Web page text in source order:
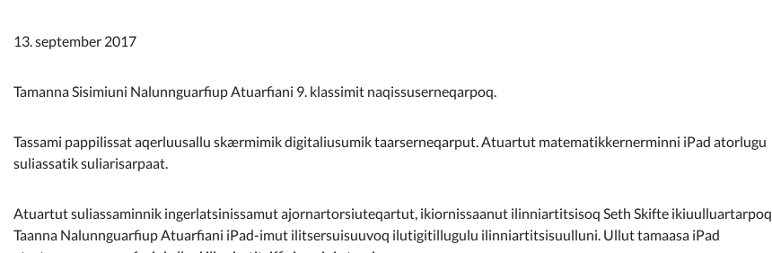
Kommune pillugu
13. september 2017
Tamanna Sisimiuni Nalunnguarfiup Atuarfiani 9. klassimit naqissuserneqarpoq.
Tassami pappilissat aqerluusallu skærmimik digitaliusumik taarserneqarput. Atuartut matematikkernerminni iPad atorlugu
suliassatik suliarisarpaat.
Atuartut suliassaminnik ingerlatsinissamut ajornartorsiuteqartut, ikiornissaanut ilinniartitsisoq Seth Skifte ikiuulluartarpoq
Taanna Nalunnguarfiup Atuarfiani iPad-imut ilitsersuisuuvoq ilutigitillugulu ilinniartitsisuulluni. Ullut tamaasa iPad